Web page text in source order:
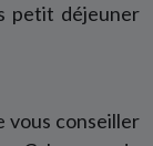
petit déjeuner
vous conseiller